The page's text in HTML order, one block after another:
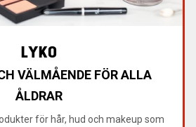
LYKO
VÄLMÅENDE FÖR ALLA
ÅLDRAR
för hår, hud och makeup som